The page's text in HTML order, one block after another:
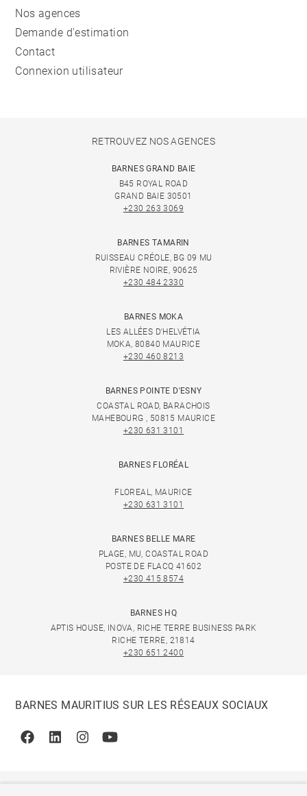
Nos agences
Demande d'estimation
Contact
Connexion utilisateur
RETROUVEZ NOS AGENCES
BARNES GRAND BAIE
B45 ROYAL ROAD
GRAND BAIE 30501
+230 263 3069
BARNES TAMARIN
RUISSEAU CRÉOLE, BG 09 MU
RIVIÈRE NOIRE, 90625
+230 484 2330
BARNES MOKA
LES ALLÉES D'HELVÉTIA
MOKA, 80840 MAURICE
+230 460 8213
BARNES POINTE D'ESNY
COASTAL ROAD, BARACHOIS
MAHEBOURG , 50815 MAURICE
+230 631 3101
BARNES FLORÉAL
FLOREAL, MAURICE
+230 631 3101
BARNES BELLE MARE
PLAGE, MU, COASTAL ROAD
POSTE DE FLACQ 41602
+230 415 8574
BARNES HQ
APTIS HOUSE, INOVA, RICHE TERRE BUSINESS PARK
RICHE TERRE, 21814
+230 651 2400
BARNES MAURITIUS SUR LES RÉSEAUX SOCIAUX
FacebookLinkedinInstagramYoutube